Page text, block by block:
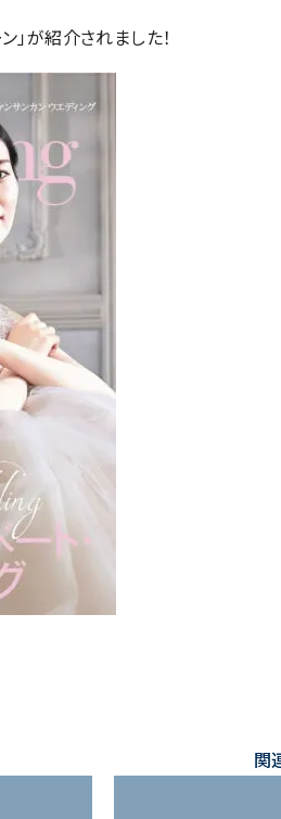
」が紹介されました！
関